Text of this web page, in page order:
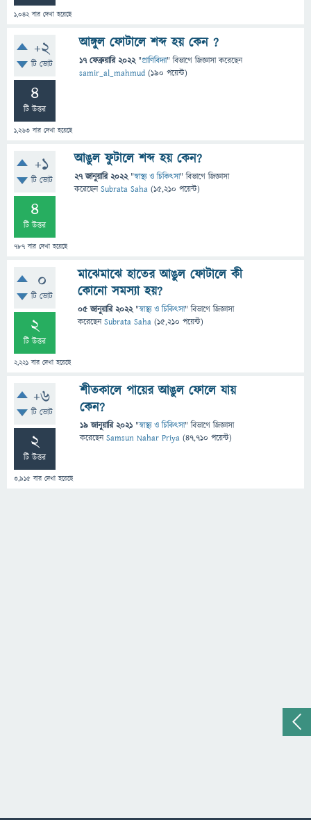
1,042বার দেখা হয়েছে
+2
টি ভোট
4
টি উত্তর
1,263 বার দেখা হয়েছে
আঙ্গুল ফোটালে শব্দ হয় কেন ?
17 ফেব্রুয়ারি 2022 "প্রাণিবিদ্যা" বিভাগে জিজ্ঞাসাকরেছেন
samir_al_mahmud (190 পয়েন্ট)
+1
টি ভোট
4
টি উত্তর
787 বার দেখা হয়েছে
আঙুল ফুটালে শব্দ হয় কেন?
27 জানুয়ারি 2022 "স্বাস্থ্য ও চিকিৎসা" বিভাগে জিজ্ঞাসা
করেছেনSubrata Saha (15,210 পয়েন্ট)
0
টি ভোট
2
টি উত্তর
2,221 বার দেখা হয়েছে
মাঝেমাঝে হাতের আঙুল ফোটালে কী
কোনো সমস্যা হয়?
05 জানুয়ারি 2022 "স্বাস্থ্য ও চিকিৎসা" বিভাগে জিজ্ঞাসা
করেছেনSubrata Saha (15,210 পয়েন্ট)
+6
টি ভোট
2
টি উত্তর
3,915 বার দেখা হয়েছে
শীতকালে পায়ের আঙুল ফোলে যায়
কেন?
19 জানুয়ারি 2021 "স্বাস্থ্য ও চিকিৎসা" বিভাগে জিজ্ঞাসা
করেছেনSamsun Nahar Priya (47,710 পয়েন্ট)